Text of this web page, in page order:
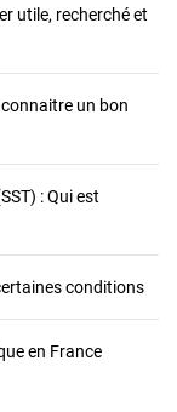
utile, recherché et
un bon
: Qui est
conditions
en France